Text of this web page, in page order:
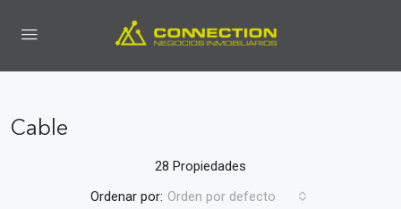
Cable
28 Propiedades
Ordenar por: Orden por defecto